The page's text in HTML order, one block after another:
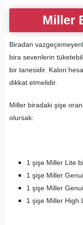
Miller
Biradan
bira sevenlerin
bir tanesidir. Kalori
dikkat etmelidir.
Miller biradaki şişe
olursak:
1 şişe Miller Lite
1 şişe Miller
1 şişe Miller
1 şişe Miller High